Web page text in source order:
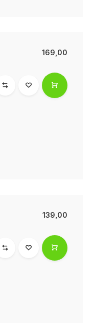
169,00
139,00